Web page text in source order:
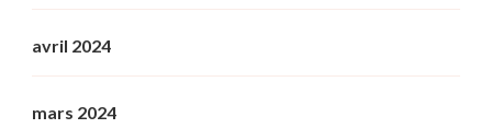
avril 2024
mars 2024